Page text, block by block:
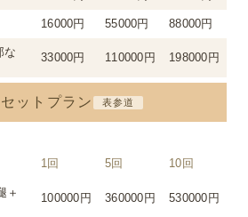
16000円 55000円 88000円
な
33000円 110000円 198000円
ットプラン 表参道
1回 5回 10回
＋
100000円 360000円 530000円